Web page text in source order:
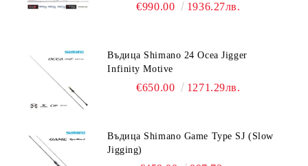
€990.00 1936.27лв.
Въдица Shimano 24 Ocea Jigger
Infinity Motive
€650.00 1271.29лв.
Въдица Shimano Game Type SJ (Slow
Jigging)